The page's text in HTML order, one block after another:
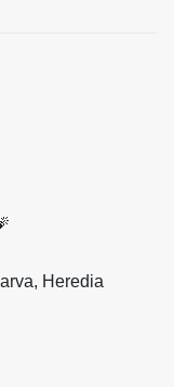
Heredia